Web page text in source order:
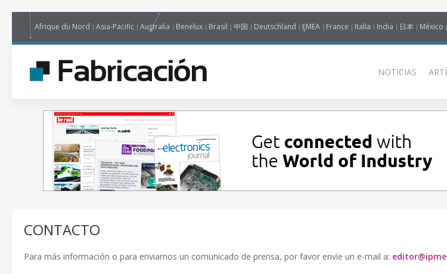
Afrique du Nord Asia-Pacific Australia Benelux Brasil 中国 Deutschland EMEA France Italia India 日本 México
NOTICIAS
CONTACTO
Para más información o para enviarnos un comunicado de prensa, por favor envíe un e-mail a: